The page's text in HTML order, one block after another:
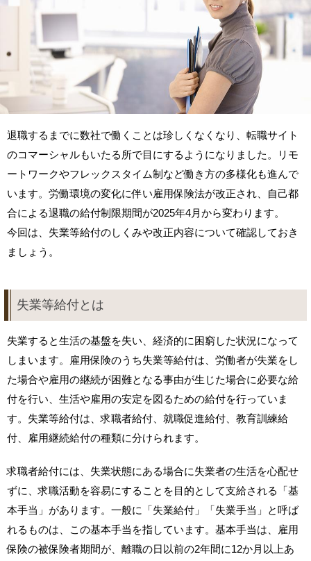
退職するまでに数社で働くことは珍しくなくなり、転職サイト
のコマーシャルもいたる所で目にするようになりました。リモ
ートワークやフレックスタイム制など働き方の多様化も進んで
います。労働環境の変化に伴い雇用保険法が改正され、自己都
合による退職の給付制限期間が2025年4月から変わります。
今回は、失業等給付のしくみや改正内容について確認しておき
ましょう。
失業等給付とは
失業すると生活の基盤を失い、経済的に困窮した状況になって
しまいます。雇用保険のうち失業等給付は、労働者が失業をし
た場合や雇用の継続が困難となる事由が生じた場合に必要な給
付を行い、生活や雇用の安定を図るための給付を行っていま
す。失業等給付は、求職者給付、就職促進給付、教育訓練給
付、雇用継続給付の種類に分けられます。
求職者給付には、失業状態にある場合に失業者の生活を心配せ
ずに、求職活動を容易にすることを目的として支給される「基
本手当」があります。一般に「失業給付」「失業手当」と呼ば
れるものは、この基本手当を指しています。基本手当は、雇用
保険の被保険者期間が、離職の日以前の2年間に12か月以上あ